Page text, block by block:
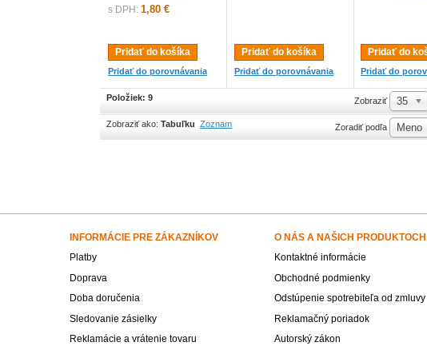
s DPH: 1,80 €
Pridať do košíka
Pridať do porovnávania
Pridať do košíka
Pridať do porovnávania
Pridať do
Pridať do
Položiek: 9 Zobraziť 35
Zobraziť ako: Tabuľku Zoznam Zoradiť podľa Meno
INFORMÁCIE PRE ZÁKAZNÍKOV O NÁS A NAŠICH PRODUKTOCH
Platby
Kontaktné informácie
Doprava
Obchodné podmienky
Doba doručenia
Odstúpenie spotrebiteľa od zmluvy
Sledovanie zásielky
Reklamačný poriadok
Reklamácie a vrátenie tovaru Autorský zákon